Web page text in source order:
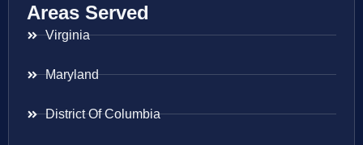
Areas Served
Virginia
Maryland
District Of Columbia